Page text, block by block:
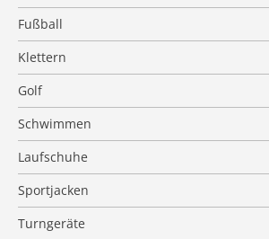
Fußball
Klettern
Golf
Schwimmen
Laufschuhe
Sportjacken
Turngeräte